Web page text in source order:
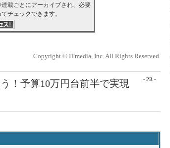
載ごとにアーカイブされ、必要
チェックできます。
Copyright © ITmedia, Inc. All Rights Reserved.
- PR -
！予算10万円台前半で実現